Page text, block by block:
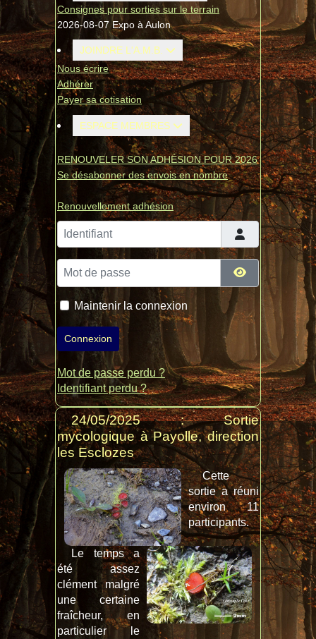
Consignes pour sorties sur le terrain
2026-08-07 Expo à Aulon
JOINDRE L'A.M.B.
Nous écrire
Adhérer
Payer sa cotisation
ESPACE MEMBRES
RENOUVELER SON ADHÉSION POUR 2026
Se désabonner des envois en nombre
Renouvellement adhésion
Identifiant
Mot de passe
Afficher le
Maintenir la connexion
Connexion
Mot de passe perdu ?
Identifiant perdu ?
24/05/2025 : Sortie
mycologique à Payolle, direction
les Esclozes
Cette
sortie a réuni
environ 11
participants.
Le temps a
été assez
clément malgré
une certaine
fraîcheur, en
particulier le